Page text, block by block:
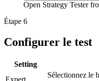
Open Strategy Tester
Étape 6
Configurer le test
Setting
Sélectionnez le